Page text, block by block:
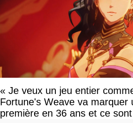
« Je veux un jeu entier
Fortune's Weave va marquer
première en 36 ans et ce